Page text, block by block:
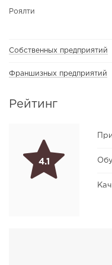
Роялти
Собственных предприятий
Франшизных предприятий
Рейтинг
4.1